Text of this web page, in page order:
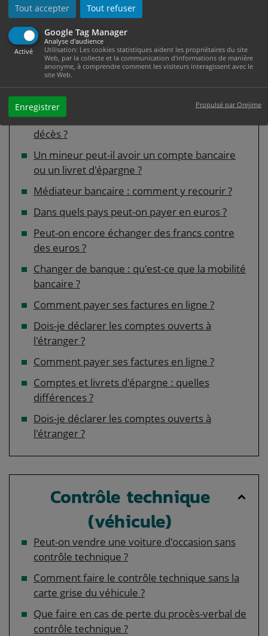
Tout accepter Tout refuser
Google Tag Manager
Activé
Analyse d'audience
Utilisation: Les cookies statistiques aident les propriétaires du site
Web, par la collecte et la communication d'informations de manière
anonyme, à comprendre comment les visiteurs interagissent avec le
site Web.
Enregistrer Propulsé par Orejime
provision ?
Quelle est la différence entre virement et
prélèvement bancaire ?
Carte de retrait ou carte bancaire : quelles
différences ?
Comment faire une procuration bancaire ?
Que devient un compte bancaire en cas de
décès ?
Un mineur peut-il avoir un compte bancaire
ou un livret d'épargne ?
Médiateur bancaire : comment y recourir ?
Dans quels pays peut-on payer en euros ?
Peut-on encore échanger des francs contre
des euros ?
Changer de banque : qu'est-ce que la mobilité
bancaire ?
Comment payer ses factures en ligne ?
Dois-je déclarer les comptes ouverts à
l'étranger ?
Comment payer ses factures en ligne ?
Comptes et livrets d'épargne : quelles
différences ?
Dois-je déclarer les comptes ouverts à
l'étranger ?
Contrôle technique
(véhicule)
Peut-on vendre une voiture d'occasion sans
contrôle technique ?
Comment faire le contrôle technique sans la
carte grise du véhicule ?
Que faire en cas de perte du procès-verbal de
contrôle technique ?